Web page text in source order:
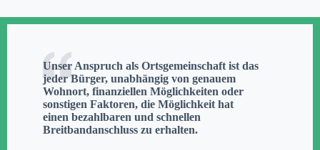
Unser Anspruch als Ortsgemeinschaft ist das
jeder Bürger, unabhängig von genauem
Wohnort, finanziellen Möglichkeiten oder
sonstigen Faktoren, die Möglichkeit hat
einen bezahlbaren und schnellen
Breitbandanschluss zu erhalten.